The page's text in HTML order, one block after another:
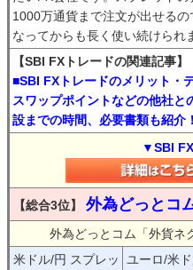
1000万通貨まで注文が出せる
なってからも長く使い続けられ
【SBI FXトレードの関連記事】
■SBI FXトレードのメリット・
スワップポイントなどの他社と
設までの時間、必要書類も紹介！
▼SBI
【総合3位】 外為どっとコ
外為どっとコム「外貨ネ
米ドル/円 スプレッ
ユーロ/米